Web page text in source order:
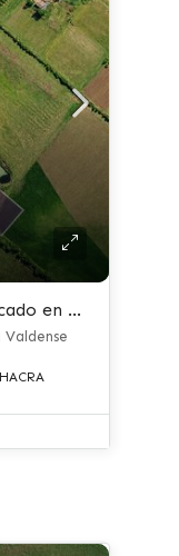
Chacra en venta de 3ha ubicado en Colonia Valdense